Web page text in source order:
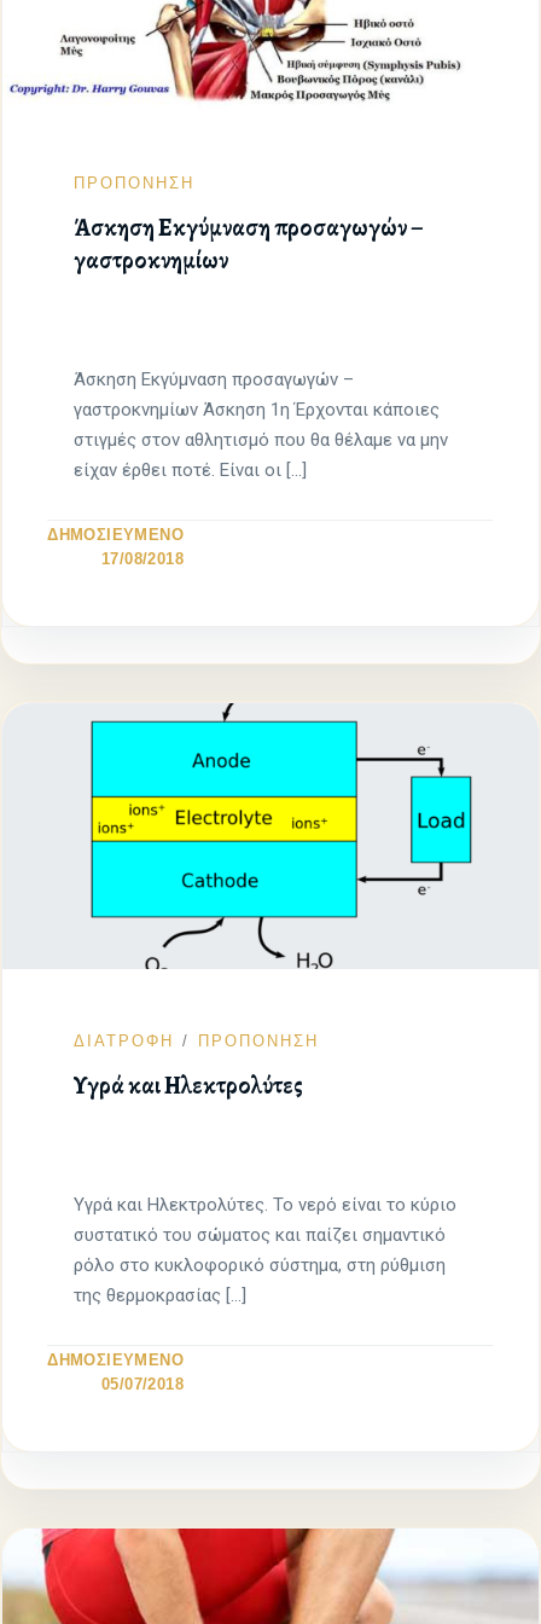
ΠΡΟΠΟΝΗΣΗ
Άσκηση Εκγύμναση προσαγωγών –
γαστροκνημίων
Άσκηση Εκγύμναση προσαγωγών –
γαστροκνημίων Άσκηση 1η Έρχονται κάποιες
στιγμές στον αθλητισμό που θα θέλαμε να μην
είχαν έρθει ποτέ. Είναι οι […]
ΔΗΜΟΣΙΕΥΜΕΝΟ
17/08/2018
ΔΙΑΤΡΟΦΗ ΠΡΟΠΟΝΗΣΗ
Υγρά και Ηλεκτρολύτες
Υγρά και Ηλεκτρολύτες. Το νερό είναι το κύριο
συστατικό του σώματος και παίζει σημαντικό
ρόλο στο κυκλοφορικό σύστημα, στη ρύθμιση
της θερμοκρασίας […]
ΔΗΜΟΣΙΕΥΜΕΝΟ
05/07/2018